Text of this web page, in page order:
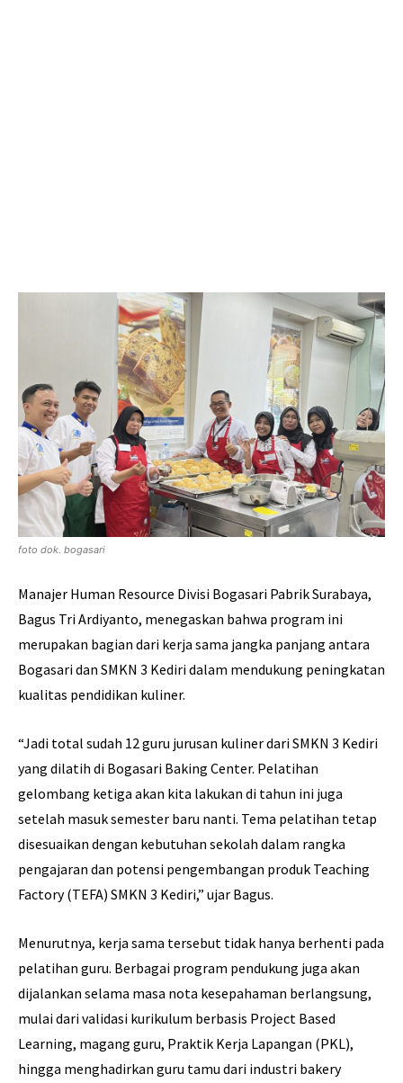
foto dok. bogasari
Manajer Human Resource Divisi Bogasari Pabrik Surabaya,
Bagus Tri Ardiyanto, menegaskan bahwa program ini
merupakan bagian dari kerja sama jangka panjang antara
Bogasari dan SMKN 3 Kediri dalam mendukung peningkatan
kualitas pendidikan kuliner.
“Jadi total sudah 12 guru jurusan kuliner dari SMKN 3 Kediri
yang dilatih di Bogasari Baking Center. Pelatihan
gelombang ketiga akan kita lakukan di tahun ini juga
setelah masuk semester baru nanti. Tema pelatihan tetap
disesuaikan dengan kebutuhan sekolah dalam rangka
pengajaran dan potensi pengembangan produk Teaching
Factory (TEFA) SMKN 3 Kediri,” ujar Bagus.
Menurutnya, kerja sama tersebut tidak hanya berhenti pada
pelatihan guru. Berbagai program pendukung juga akan
dijalankan selama masa nota kesepahaman berlangsung,
mulai dari validasi kurikulum berbasis Project Based
Learning, magang guru, Praktik Kerja Lapangan (PKL),
hingga menghadirkan guru tamu dari industri bakery